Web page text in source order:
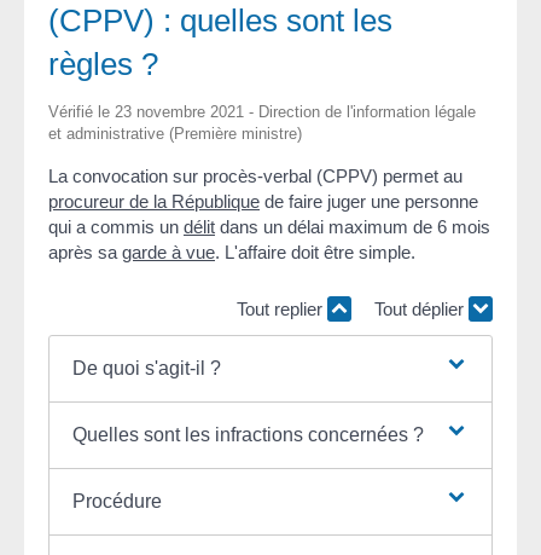
(CPPV) : quelles sont les
règles ?
Vérifié le 23 novembre 2021 - Direction de l'information légale
et administrative (Première ministre)
La convocation sur procès-verbal (CPPV) permet au
procureur de la République de faire juger une personne
qui a commis un délit dans un délai maximum de 6 mois
après sa garde à vue. L'affaire doit être simple.
Tout replier Tout déplier
De quoi s'agit-il ?
Quelles sont les infractions concernées ?
Procédure